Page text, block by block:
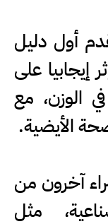
أول دليل
إيجابيا على
في الوزن، مع
الأيضية.
آخرون من
مثل